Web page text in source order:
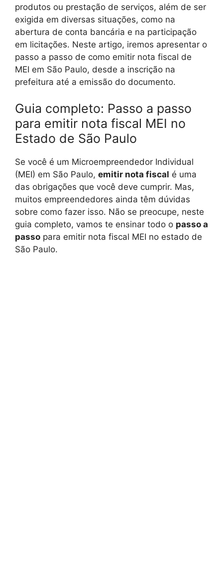
produtos ou prestação de serviços, além de ser
exigida em diversas situações, como na
abertura de conta bancária e na participação
em licitações. Neste artigo, iremos apresentar o
passo a passo de como emitir nota fiscal de
MEI em São Paulo, desde a inscrição na
prefeitura até a emissão do documento.
Guia completo: Passo a passo
para emitir nota fiscal MEI no
Estado de São Paulo
Se você é um Microempreendedor Individual
(MEI) em São Paulo, emitir nota fiscal é uma
das obrigações que você deve cumprir. Mas,
muitos empreendedores ainda têm dúvidas
sobre como fazer isso. Não se preocupe, neste
guia completo, vamos te ensinar todo o passo a
passo para emitir nota fiscal MEI no estado de
São Paulo.